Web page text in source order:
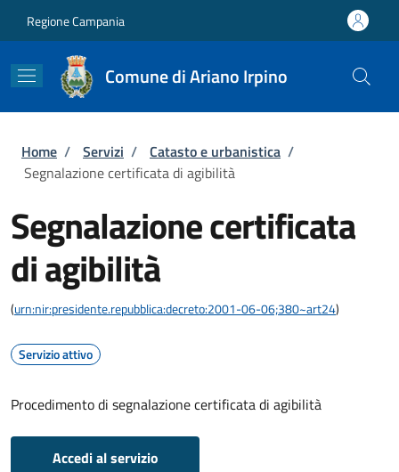
Regione Campania
Comune di Ariano Irpino
Briciole di pane
Home / Servizi / Catasto e urbanistica /
Segnalazione certificata di agibilità
Segnalazione certificata
di agibilità
(urn:nir:presidente.repubblica:decreto:2001-06-06;380~art24)
Servizio attivo
Procedimento di segnalazione certificata di agibilità
Accedi al servizio